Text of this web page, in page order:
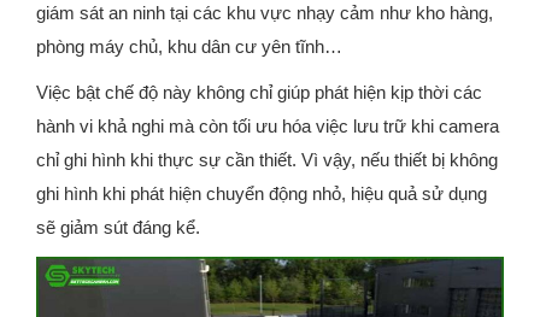
giám sát an ninh tại các khu vực nhạy cảm như kho hàng,
phòng máy chủ, khu dân cư yên tĩnh…
Việc bật chế độ này không chỉ giúp phát hiện kịp thời các
hành vi khả nghi mà còn tối ưu hóa việc lưu trữ khi camera
chỉ ghi hình khi thực sự cần thiết. Vì vậy, nếu thiết bị không
ghi hình khi phát hiện chuyển động nhỏ, hiệu quả sử dụng
sẽ giảm sút đáng kể.